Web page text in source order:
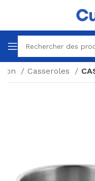
Casseroles